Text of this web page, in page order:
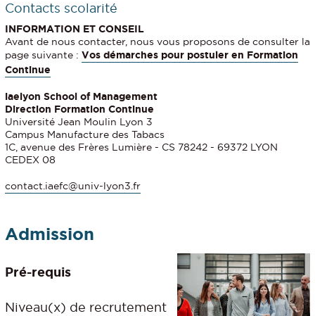
Contacts scolarité
INFORMATION ET CONSEIL
Avant de nous contacter, nous vous proposons de consulter la
page suivante : Vos démarches pour postuler en Formation
Continue
iaelyon School of Management
Direction Formation Continue
Université Jean Moulin Lyon 3
Campus Manufacture des Tabacs
1C, avenue des Frères Lumière - CS 78242 - 69372 LYON
CEDEX 08
contact.iaefc@univ-lyon3.fr
Admission
Pré-requis
Niveau(x) de recrutement